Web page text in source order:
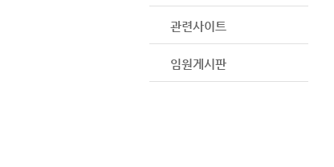
관련사이트
임원게시판